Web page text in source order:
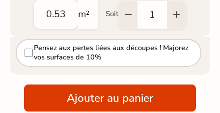
m² Soit
Pensez aux pertes liées aux découpes ! Majorez
vos surfaces de 10%
Ajouter au panier